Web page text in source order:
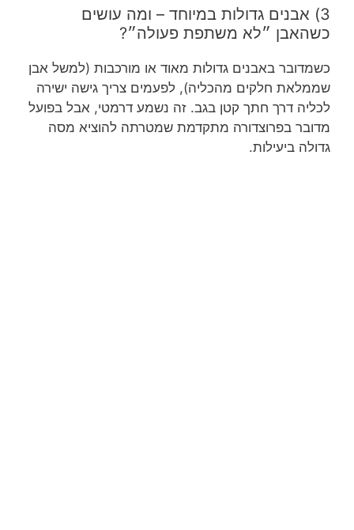
3) אבנים גדולות במיוחד – ומה עושים
כשהאבן ״לא משתפת פעולה״?
כשמדובר באבנים גדולות מאוד או מורכבות (למשל אבן
שממלאת חלקים מהכליה), לפעמים צריך גישה ישירה
לכליה דרך חתך קטן בגב. זה נשמע דרמטי, אבל בפועל
מדובר בפרוצדורה מתקדמת שמטרתה להוציא מסה
גדולה ביעילות.